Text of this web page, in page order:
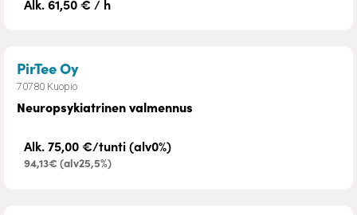
Alk. 61,50 € / h
PirTee Oy– Neuropsykiatrinen valmennus
70780 Kuopio
Neuropsykiatrinen valmennus
Alk. 75,00 €/tunti (alv0%)
94,13€ (alv25,5%)